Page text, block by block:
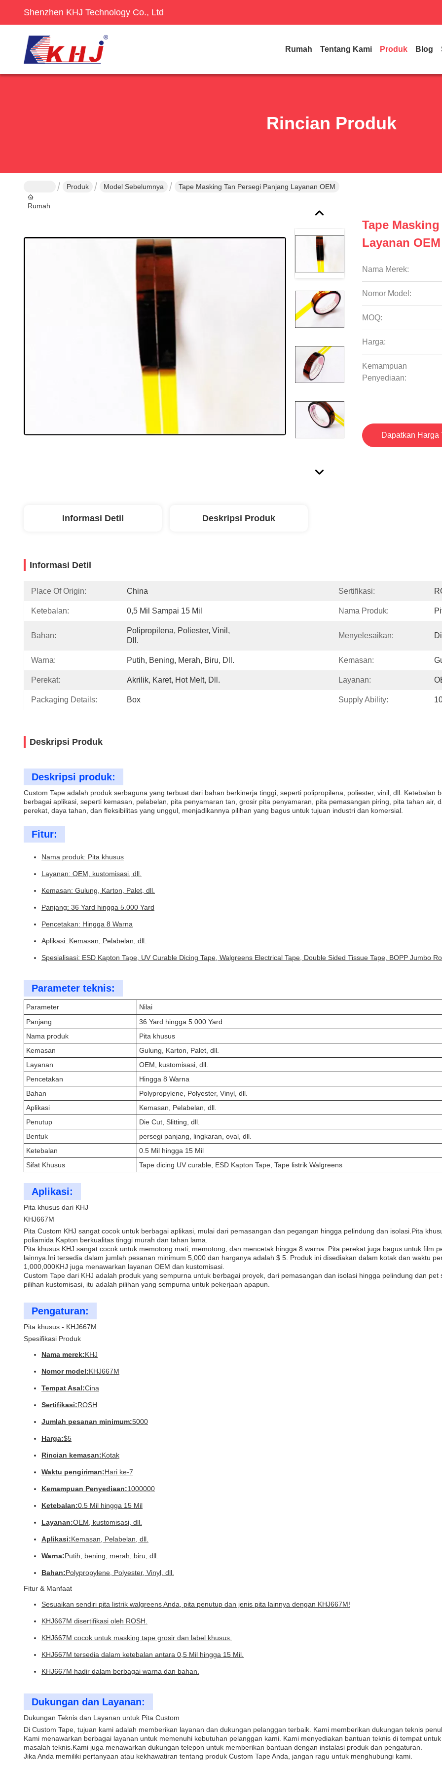
Shenzhen KHJ Technology Co., Ltd
Rumah Tentang Kami Produk Blog
Rincian Produk
Rumah
Produk Model Sebelumnya Tape Masking Tan Persegi Panjang Layanan OEM
Tape
Layanan OEM
Nama Merek:
Nomor Model:
MOQ:
Harga:
Kemampuan
Penyediaan:
Dapatkan Harga
Informasi Detil Deskripsi Produk
Informasi Detil
Place Of Origin: China Sertifikasi:
Ketebalan: 0,5 Mil Sampai 15 Mil Nama Produk:
Bahan:
Polipropilena, Poliester, Vinil,
Dll.
Menyelesaikan:
Warna: Putih, Bening, Merah, Biru, Dll. Kemasan:
Perekat: Akrilik, Karet, Hot Melt, Dll. Layanan:
Packaging Details: Box Supply Ability:
Deskripsi Produk
Deskripsi produk:
Custom Tape adalah produk serbaguna yang terbuat dari bahan berkinerja tinggi, seperti polipropilena, poliester, vinil, dll.
berbagai aplikasi, seperti kemasan, pelabelan, pita penyamaran tan, grosir pita penyamaran, pita pemasangan piring, pita tahan air,
perekat, daya tahan, dan fleksibilitas yang unggul, menjadikannya pilihan yang bagus untuk tujuan industri dan komersial.
Fitur:
Nama produk: Pita khusus
Layanan: OEM, kustomisasi, dll.
Kemasan: Gulung, Karton, Palet, dll.
Panjang: 36 Yard hingga 5.000 Yard
Pencetakan: Hingga 8 Warna
Aplikasi: Kemasan, Pelabelan, dll.
Spesialisasi: ESD Kapton Tape, UV Curable Dicing Tape, Walgreens Electrical Tape, Double Sided Tissue Tape, BOPP Jumbo
Parameter teknis:
Parameter
Nilai
Panjang
36 Yard hingga 5.000 Yard
Nama produk
Pita khusus
Kemasan
Gulung, Karton, Palet, dll.
Layanan
OEM, kustomisasi, dll.
Pencetakan
Hingga 8 Warna
Bahan
Polypropylene, Polyester, Vinyl, dll.
Aplikasi
Kemasan, Pelabelan, dll.
Penutup
Die Cut, Slitting, dll.
Bentuk
persegi panjang, lingkaran, oval, dll.
Ketebalan
0.5 Mil hingga 15 Mil
Sifat Khusus
Tape dicing UV curable, ESD Kapton Tape, Tape listrik Walgreens
Aplikasi:
Pita khusus dari KHJ
KHJ667M
Pita Custom KHJ sangat cocok untuk berbagai aplikasi, mulai dari pemasangan dan pegangan hingga pelindung dan isolasi.Pita
poliamida Kapton berkualitas tinggi murah dan tahan lama.
Pita khusus KHJ sangat cocok untuk memotong mati, memotong, dan mencetak hingga 8 warna. Pita perekat juga bagus untuk film
lainnya.Ini tersedia dalam jumlah pesanan minimum 5,000 dan harganya adalah $ 5. Produk ini disediakan dalam kotak dan waktu
1,000,000KHJ juga menawarkan layanan OEM dan kustomisasi.
Custom Tape dari KHJ adalah produk yang sempurna untuk berbagai proyek, dari pemasangan dan isolasi hingga pelindung dan
pilihan kustomisasi, itu adalah pilihan yang sempurna untuk pekerjaan apapun.
Pengaturan:
Pita khusus - KHJ667M
Spesifikasi Produk
Nama merek:KHJ
Nomor model:KHJ667M
Tempat Asal:Cina
Sertifikasi:ROSH
Jumlah pesanan minimum:5000
Harga:$5
Rincian kemasan:Kotak
Waktu pengiriman:Hari ke-7
Kemampuan Penyediaan:1000000
Ketebalan:0.5 Mil hingga 15 Mil
Layanan:OEM, kustomisasi, dll.
Aplikasi:Kemasan, Pelabelan, dll.
Warna:Putih, bening, merah, biru, dll.
Bahan:Polypropylene, Polyester, Vinyl, dll.
Fitur & Manfaat
Sesuaikan sendiri pita listrik walgreens Anda, pita penutup dan jenis pita lainnya dengan KHJ667M!
KHJ667M disertifikasi oleh ROSH.
KHJ667M cocok untuk masking tape grosir dan label khusus.
KHJ667M tersedia dalam ketebalan antara 0,5 Mil hingga 15 Mil.
KHJ667M hadir dalam berbagai warna dan bahan.
Dukungan dan Layanan:
Dukungan Teknis dan Layanan untuk Pita Custom
Di Custom Tape, tujuan kami adalah memberikan layanan dan dukungan pelanggan terbaik. Kami memberikan dukungan teknis
Kami menawarkan berbagai layanan untuk memenuhi kebutuhan pelanggan kami. Kami menyediakan bantuan teknis di tempat
masalah teknis.Kami juga menawarkan dukungan telepon untuk memberikan bantuan dengan instalasi produk dan pengaturan.
Jika Anda memiliki pertanyaan atau kekhawatiran tentang produk Custom Tape Anda, jangan ragu untuk menghubungi kami.